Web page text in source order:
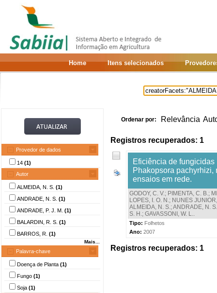
Home Itens selecionados
Provedor de dados
14 (1)
Autor
ALMEIDA, N. S. (1)
ANDRADE, N. S. (1)
ANDRADE, P. J. M. (1)
BALARDIN, R. S. (1)
BARROS, R. (1)
Mais...
Palavra-chave
Doença de Planta (1)
Fungo (1)
Soja (1)
Ordenar por: Relevância
Registros recuperados: 1
Eficiência de
Phakopsora pachyrhizi,
ensaios em rede.
GODOY, C. V.; PIMENTA, C. B.;
LOPES, I. O. N.; NUNES
ALMEIDA, N. S.;ANDRADE, N. S.
S. H.; GAVASSONI, W. L..
Tipo: Folhetos
Ano: 2007
Registros recuperados: 1